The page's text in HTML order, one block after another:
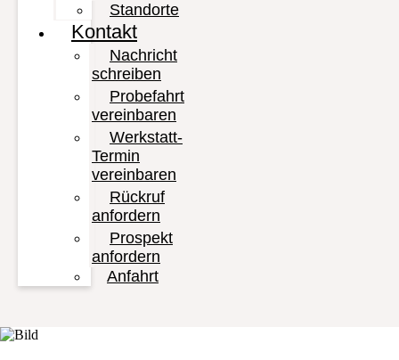
Standorte
Kontakt
Nachricht
schreiben
Probefahrt
vereinbaren
Werkstatt-
Termin
vereinbaren
Rückruf
anfordern
Prospekt
anfordern
Anfahrt